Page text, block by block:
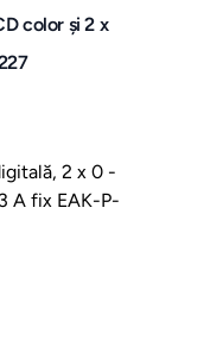
color și 2 x